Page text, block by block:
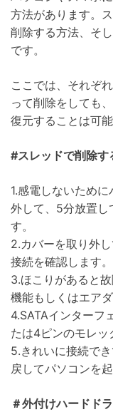
方法があります。
削除する方法、そ
です。
ここでは、それぞ
って削除をしても
復元することは可
#スレッドで削除す
1.感電しないため
外して、5分放置し
す。
2.カバーを取り外
接続を確認します。
3.ほこりがあると
機能もしくはエア
4.SATAインターフ
たは4ピンのモレッ
5.きれいに接続で
戻してパソコンを
＃外付けハードド